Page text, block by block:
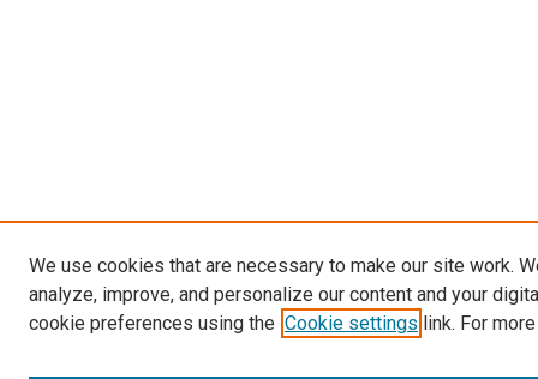
We use cookies that are necessary to make our site work.
analyze, improve, and personalize our content and your
cookie preferences using the Cookie settings link. For